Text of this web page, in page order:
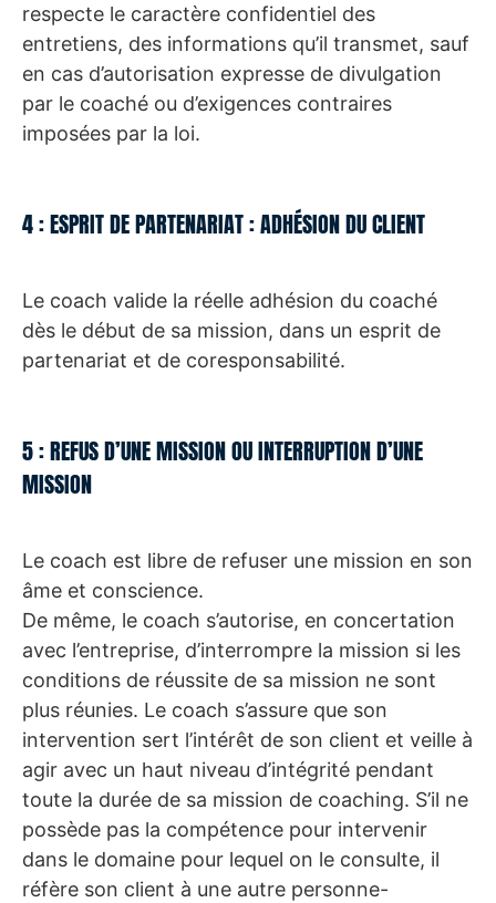
respecte le caractère confidentiel des
entretiens, des informations qu’il transmet, sauf
en cas d’autorisation expresse de divulgation
par le coaché ou d’exigences contraires
imposées par la loi.
4 : ESPRIT DE PARTENARIAT : ADHÉSION DU CLIENT
Le coach valide la réelle adhésion du coaché
dès le début de sa mission, dans un esprit de
partenariat et de coresponsabilité.
5 : REFUS D’UNE MISSION OU INTERRUPTION D’UNE
MISSION
Le coach est libre de refuser une mission en son
âme et conscience.
De même, le coach s’autorise, en concertation
avec l’entreprise, d’interrompre la mission si les
conditions de réussite de sa mission ne sont
plus réunies. Le coach s’assure que son
intervention sert l’intérêt de son client et veille à
agir avec un haut niveau d’intégrité pendant
toute la durée de sa mission de coaching. S’il ne
possède pas la compétence pour intervenir
dans le domaine pour lequel on le consulte, il
réfère son client à une autre personne-